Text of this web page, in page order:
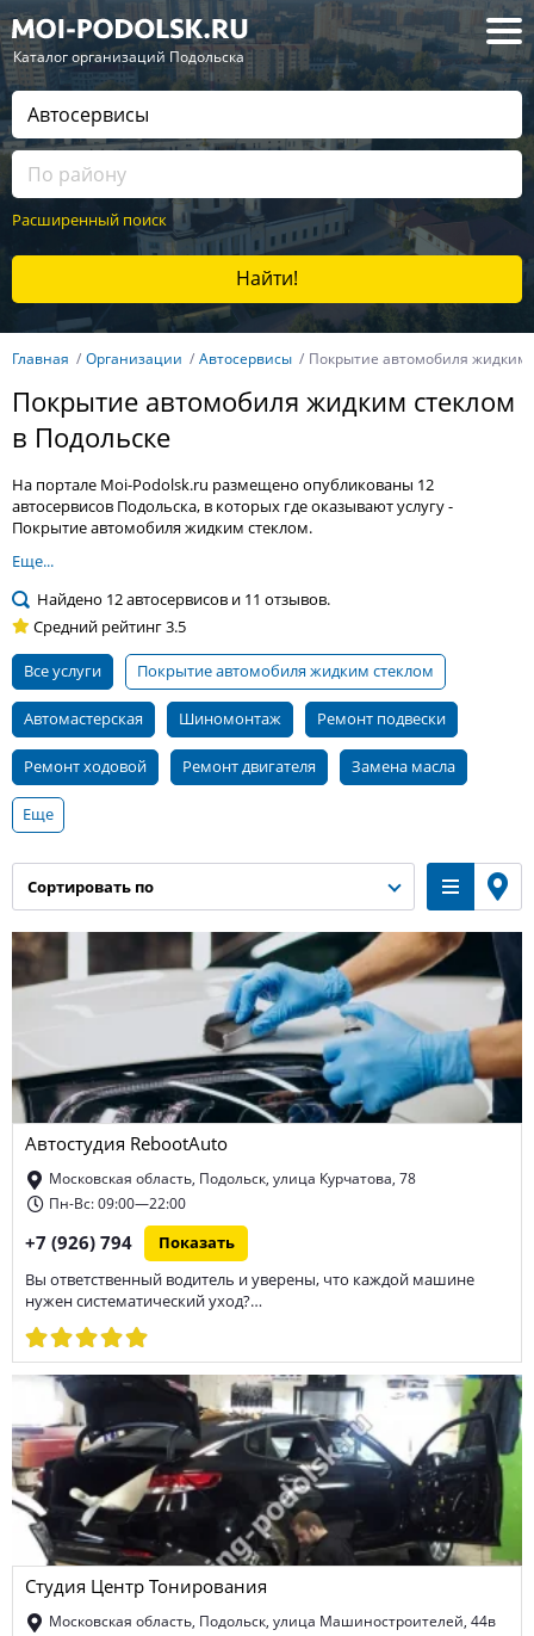
— Каталог организаций Подольска
Расширенный поиск
Найти!
Главная Организации Автосервисы Покрытие автомобиля жидким
Покрытие автомобиля жидким стеклом
в Подольске
На портале Moi-Podolsk.ru размещено опубликованы 12
автосервисов Подольска, в которых где оказывают услугу -
Покрытие автомобиля жидким стеклом.
Еще...
Найдено 12 автосервисов и 11 отзывов.
Средний рейтинг 3.5
Все услуги покрытие автомобиля жидким стеклом
автомастерская шиномонтаж ремонт подвески
ремонт ходовой ремонт двигателя замена масла
кузовной ремонт
автомойка замена тормозных колодок
заправка кондиционера ремонт автокондиционеров
ремонт бензиновых двигателей ремонт выхлопных систем
ремонт АКПП
замена передних тормозных колодок слесарный ремонт
ремонт дизельных двигателей ремонт МКПП
диагностика МКПП сход-развал
ремонт боковых порезов шин
ремонт электронных систем управления автомобиля
техническое обслуживание автомобиля хранение шин
ремонт тормозной системы
ремонт генератора автомобиля ремонт стартера
замена масла в двигателе ремонт Mercedes-benz
ремонт КПП химчистка салона
ремонт электрооборудования ремонт дисков
ремонт автоэлектроники
Еще
сортировать по
Автостудия RebootAuto
Московская область, Подольск, улица Курчатова, 78
Пн-Вс: 09:00—22:00
+7 (926) 794 Показать
Вы ответственный водитель и уверены, что каждой машине
нужен систематический уход?…
Студия Центр Тонирования
Московская область, Подольск, улица Машиностроителей, 44в